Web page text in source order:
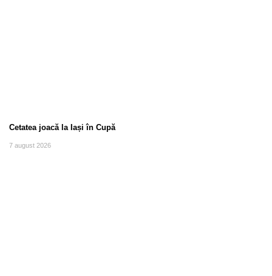
Cetatea joacă la Iași în Cupă
7 august 2026